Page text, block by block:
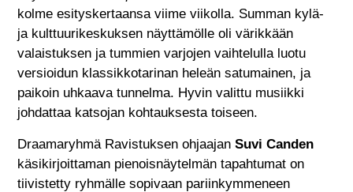
kolme esityskertaansa viime viikolla. Summan kylä-
ja kulttuurikeskuksen näyttämölle oli värikkään
valaistuksen ja tummien varjojen vaihtelulla luotu
versioidun klassikkotarinan heleän satumainen, ja
paikoin uhkaava tunnelma. Hyvin valittu musiikki
johdattaa katsojan kohtauksesta toiseen.
Draamaryhmä Ravistuksen ohjaajanSuvi Canden
käsikirjoittaman pienoisnäytelmän tapahtumat on
tiivistetty ryhmälle sopivaan pariinkymmeneen